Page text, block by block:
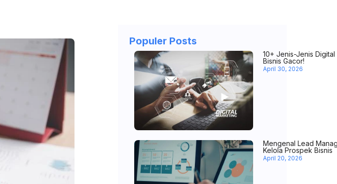
Populer Posts
10+ Jenis-Jenis
Bisnis Gacor!
April 30, 2026
Mengenal Lead
Kelola Prospek Bisnis
April 20, 2026